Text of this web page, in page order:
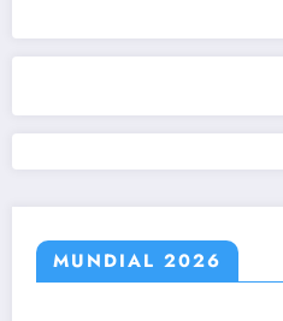
MUNDIAL 2026